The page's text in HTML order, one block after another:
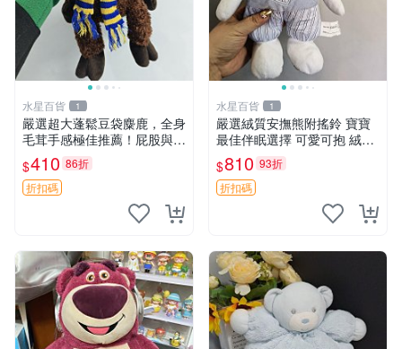
水星百貨 1
嚴選超大蓬鬆豆袋麋鹿，全身
毛茸手感極佳推薦！屁股與四
肢填充均勻，適合收藏與孩童
共賞。 麋鹿 豆袋 毛茸玩具
$410 86折
折扣碼
水星百貨 1
嚴選絨質安撫熊附搖鈴 寶寶
最佳伴眠選擇 可愛可抱 絨毛
玩具 安撫熊 嬰兒用
$810 93折
折扣碼